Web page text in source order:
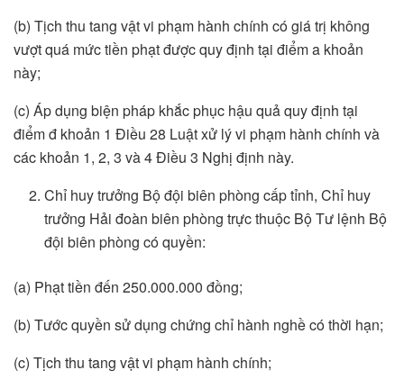
(b) Tịch thu tang vật vi phạm hành chính có giá trị không
vượt quá mức tiền phạt được quy định tại điểm a khoản
này;
(c) Áp dụng biện pháp khắc phục hậu quả quy định tại
điểm đ khoản 1 Điều 28 Luật xử lý vi phạm hành chính và
các khoản 1, 2, 3 và 4 Điều 3 Nghị định này.
Chỉ huy trưởng Bộ đội biên phòng cấp tỉnh, Chỉ huy
trưởng Hải đoàn biên phòng trực thuộc Bộ Tư lệnh Bộ
đội biên phòng có quyền:
(a) Phạt tiền đến 250.000.000 đồng;
(b) Tước quyền sử dụng chứng chỉ hành nghề có thời hạn;
(c) Tịch thu tang vật vi phạm hành chính;